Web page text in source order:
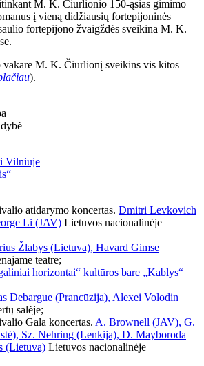
M. K. Čiurlionio 150-ąsias gimimo
į vieną didžiausių fortepijoninės
fortepijono žvaigždės sveikina M. K.
vakare M. K. Čiurlionį sveikins vis kitos
).
Vilniuje
atidarymo koncertas. Dmitri Levkovich
Li (JAV) Lietuvos nacionalinėje
Žlabys (Lietuva), Havard Gimse
teatre;
horizontai“ kultūros bare „Kablys“
Debargue (Prancūzija), Alexei Volodin
salėje;
Gala koncertas. A. Brownell (JAV), G.
Sz. Nehring (Lenkija), D. Mayboroda
(Lietuva) Lietuvos nacionalinėje